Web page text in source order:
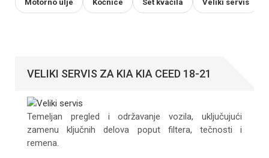
Motorno ulje Kočnice Set kvačila Veliki servis
VELIKI SERVIS ZA KIA KIA CEED 18-21
Temeljan pregled i održavanje vozila, uključujući
zamenu ključnih delova poput filtera, tečnosti i
remena.